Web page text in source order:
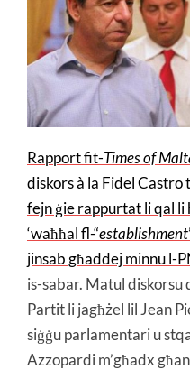
Rapport fit-Times of
diskors à la Fidel
fejn ġie rappurtat li qal
‘waħħal fl-“establishment
jinsab għaddej minnu l-
is-sabar. Matul
Partit li jagħżel lil Jean
siġġu parlamentari u
Azzopardi m’għadx